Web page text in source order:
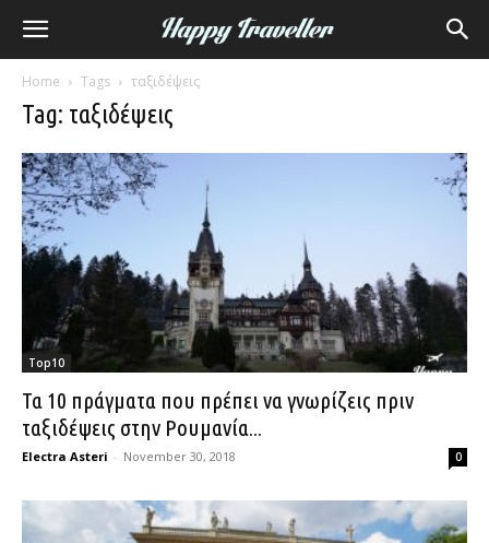
Home Tags ταξιδέψεις
Tag: ταξιδέψεις
Top10
Τα 10 πράγματα που πρέπει να γνωρίζεις πριν
ταξιδέψεις στην Ρουμανία...
Electra Asteri - November 30, 2018 0